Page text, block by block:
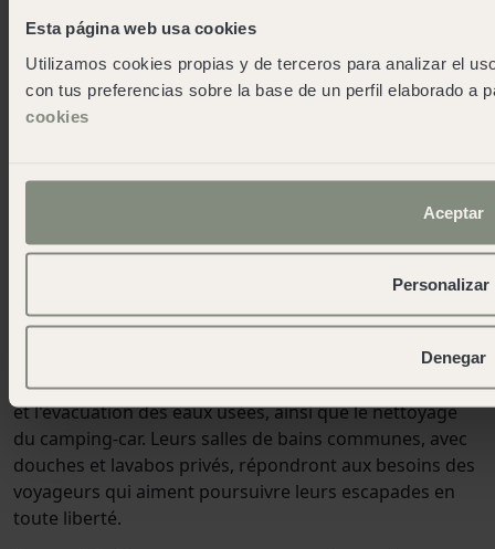
Esta página web usa cookies
Utilizamos cookies propias y de terceros para analizar el
con tus preferencias sobre la base de un perfil elaborado a
cookies
Aceptar
Personalizar
Denegar
grâce à nos emplacements
Vous partez en escapade avec votre propre véhicule ?
Nos emplacements sont l'option pour ceux qui
voyagent avec un camping-car, une caravane ou un
camping-car. Des espaces conçus pour ceux qui
apportent leur maison sur roues. Ils sont équipés de
tous les services nécessaires, tels que l'électricité, l'eau
et l'évacuation des eaux usées, ainsi que le nettoyage
du camping-car. Leurs salles de bains communes, avec
douches et lavabos privés, répondront aux besoins des
voyageurs qui aiment poursuivre leurs escapades en
toute liberté.